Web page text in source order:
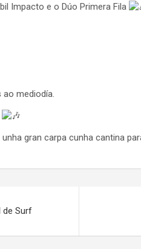
Impacto e o Dúo Primera Fila
ao mediodía.
unha gran carpa cunha cantina
de Surf